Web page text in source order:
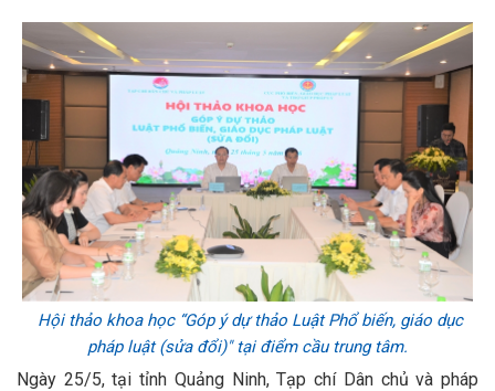
Hội thảo khoa học “Góp ý dự thảo Luật Phổ biến, giáo dục
pháp luật (sửa đổi)" tại điểm cầu trung tâm.
Ngày 25/5, tại tỉnh Quảng Ninh, Tạp chí Dân chủ và pháp